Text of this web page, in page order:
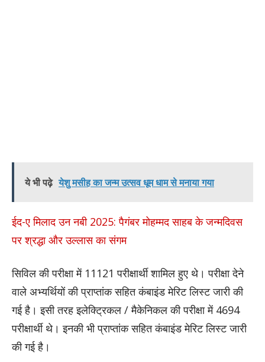
ये भी पढ़े येशु मसीह का जन्म उत्सव धूम धाम से मनाया गया
ईद-ए मिलाद उन नबी 2025: पैगंबर मोहम्मद साहब के जन्मदिवस
पर श्रद्धा और उल्लास का संगम
सिविल की परीक्षा में 11121 परीक्षार्थी शामिल हुए थे। परीक्षा देने
वाले अभ्यर्थियों की प्राप्तांक सहित कंबाइंड मेरिट लिस्ट जारी की
गई है। इसी तरह इलेक्ट्रिकल / मैकेनिकल की परीक्षा में 4694
परीक्षार्थी थे। इनकी भी प्राप्तांक सहित कंबाइंड मेरिट लिस्ट जारी
की गई है।